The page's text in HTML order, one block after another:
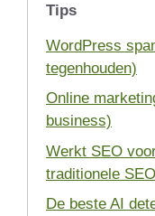
Tips
WordPress
tegenhouden)
Online
business)
Werkt SEO
traditionele
De beste AI